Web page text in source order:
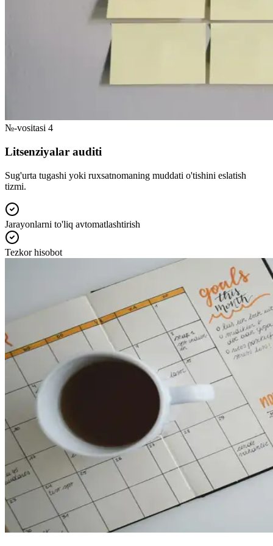
№-vositasi 4
Litsenziyalar auditi
Sug'urta tugashi yoki ruxsatnomaning muddati o'tishini eslatish
tizmi.
Jarayonlarni to'liq avtomatlashtirish
Tezkor hisobot